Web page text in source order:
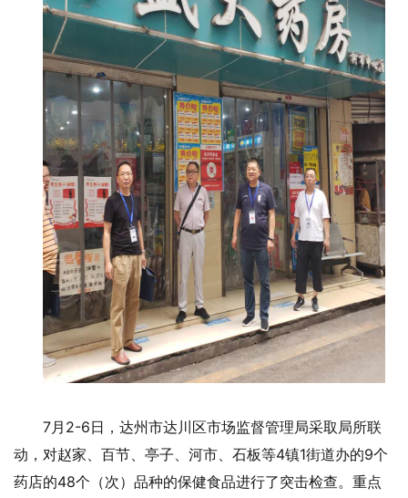
7月2-6日，达州市达川区市场监督管理局采取局所联
动，对赵家、百节、亭子、河市、石板等4镇1街道办的9个
药店的48个（次）品种的保健食品进行了突击检查。重点